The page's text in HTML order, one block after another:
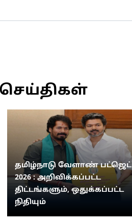
செய்திகள்
தமிழ்நாடு வேளாண் பட்ஜெட்
2026 : அறிவிக்கப்பட்ட
திட்டங்களும், ஒதுக்கப்பட்ட
நிதியும்